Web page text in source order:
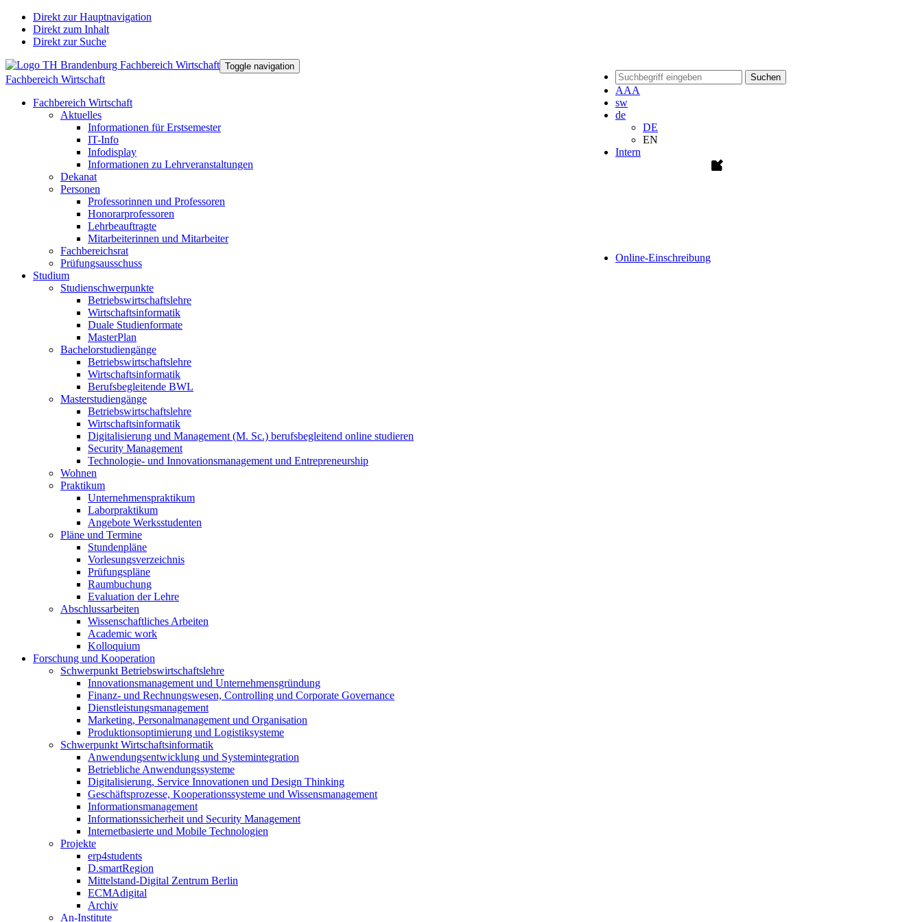
Direkt zur Hauptnavigation
Direkt zum Inhalt
Direkt zur Suche
Suchen
AAA
sw
de
DE
EN
Intern
Online-Einschreibung
Toggle navigation
Fachbereich Wirtschaft
Fachbereich Wirtschaft
Aktuelles
Informationen für Erstsemester
IT-Info
Infodisplay
Informationen zu Lehrveranstaltungen
Dekanat
Personen
Professorinnen und Professoren
Honorarprofessoren
Lehrbeauftragte
Mitarbeiterinnen und Mitarbeiter
Fachbereichsrat
Prüfungsausschuss
Studium
Studienschwerpunkte
Betriebswirtschaftslehre
Wirtschaftsinformatik
Duale Studienformate
MasterPlan
Bachelorstudiengänge
Betriebswirtschaftslehre
Wirtschaftsinformatik
Berufsbegleitende BWL
Masterstudiengänge
Betriebswirtschaftslehre
Wirtschaftsinformatik
Digitalisierung und Management (M. Sc.) berufsbegleitend online studieren
Security Management
Technologie- und Innovationsmanagement und Entrepreneurship
Wohnen
Praktikum
Unternehmenspraktikum
Laborpraktikum
Angebote Werksstudenten
Pläne und Termine
Stundenpläne
Vorlesungsverzeichnis
Prüfungspläne
Raumbuchung
Evaluation der Lehre
Abschlussarbeiten
Wissenschaftliches Arbeiten
Academic work
Kolloquium
Forschung und Kooperation
Schwerpunkt Betriebswirtschaftslehre
Innovationsmanagement und Unternehmensgründung
Finanz- und Rechnungswesen, Controlling und Corporate Governance
Dienstleistungsmanagement
Marketing, Personalmanagement und Organisation
Produktionsoptimierung und Logistiksysteme
Schwerpunkt Wirtschaftsinformatik
Anwendungsentwicklung und Systemintegration
Betriebliche Anwendungssysteme
Digitalisierung, Service Innovationen und Design Thinking
Geschäftsprozesse, Kooperationssysteme und Wissensmanagement
Informationsmanagement
Informationssicherheit und Security Management
Internetbasierte und Mobile Technologien
Projekte
erp4students
D.smartRegion
Mittelstand-Digital Zentrum Berlin
ECMAdigital
Archiv
An-Institute